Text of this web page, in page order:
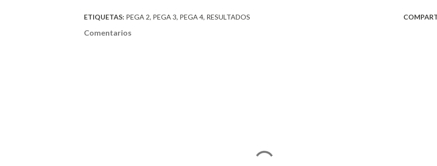
ETIQUETAS: PEGA 2 PEGA 3 PEGA 4 RESULTADOS
Comentarios